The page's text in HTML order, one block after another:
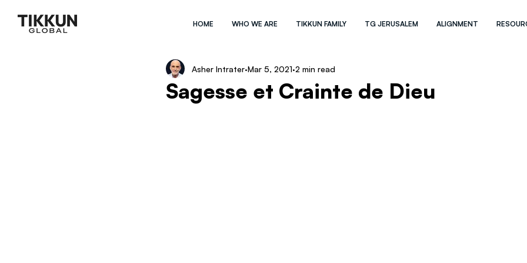
HOME WHO WE ARE TIKKUN FAMILY TG JERUSALEM ALIGNMENT
Sagesse et Crainte de Dieu
Asher Intrater Mar 5, 2021 2 min read